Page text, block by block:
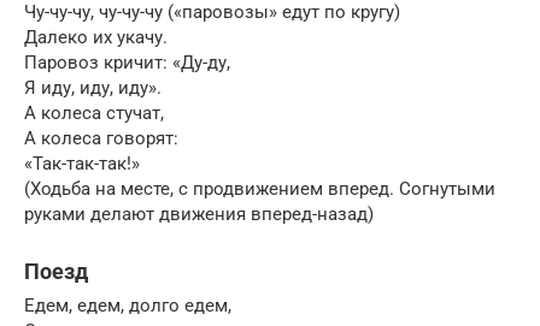
Чу-чу-чу, чу-чу-чу («паровозы» едут по кругу)
Далеко их укачу.
Паровоз кричит: «Ду-ду,
Я иду, иду, иду».
А колеса стучат,
А колеса говорят:
«Так-так-так!»
(Ходьба на месте, с продвижением вперед. Согнутыми
руками делают движения вперед-назад)
Поезд
Едем, едем, долго едем,